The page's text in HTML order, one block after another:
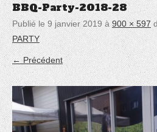
BBQ-Party-2018-28
Publié le 9 janvier 2019à 900 × 597
PARTY
← Précédent